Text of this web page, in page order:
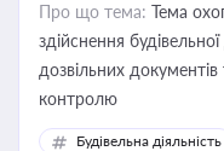
Про що тема: Тема
здійснення
дозвільних
контролю
Будівельна діяльність